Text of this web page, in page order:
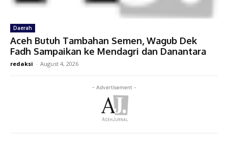
Daerah
Aceh Butuh Tambahan Semen, Wagub Dek
Fadh Sampaikan ke Mendagri dan Danantara
redaksi - August 4, 2026
- Advertisement -